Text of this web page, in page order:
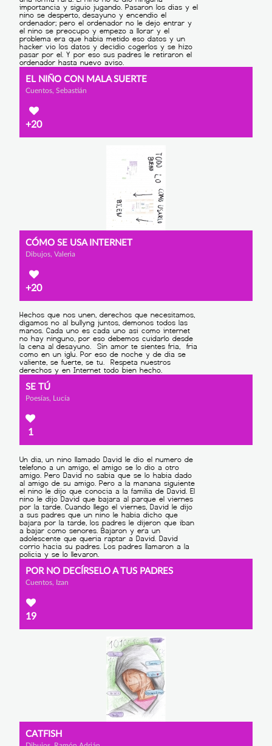
EL NIÑO CON MALA SUERTE
Cuentos, Sebastián
+20
CÓMO SE USA INTERNET
Dibujos, Valeria
+20
SE TÚ
Poesías, Lucía
1
POR NO DECÍRSELO A TUS PADRES
Cuentos, Izan
19
CATFISH